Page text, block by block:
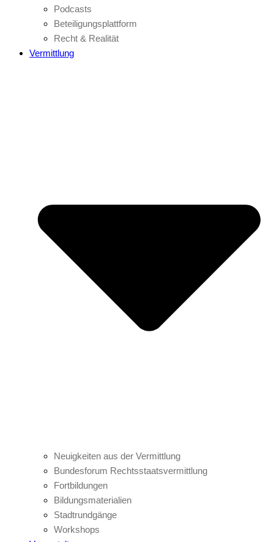
Podcasts
Beteiligungsplattform
Recht & Realität
Vermittlung
Neuigkeiten aus der Vermittlung
Bundesforum Rechtsstaatsvermittlung
Fortbildungen
Bildungsmaterialien
Stadtrundgänge
Workshops